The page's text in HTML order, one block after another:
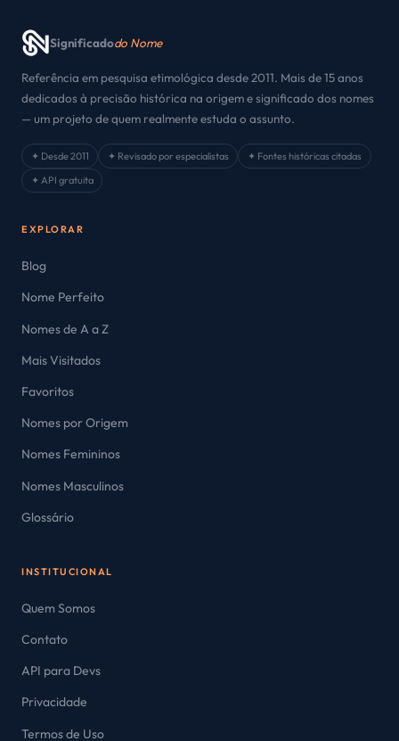
Significadodo Nome
Referência em pesquisa etimológica desde 2011. Mais de 15 anos
dedicados à precisão histórica na origem e significado dos nomes
— um projeto de quem realmente estuda o assunto.
✦ Desde 2011 ✦ Revisado por especialistas
✦ Fontes históricas citadas
✦ API gratuita
EXPLORAR
Blog
Nome Perfeito
Nomes de A a Z
Mais Visitados
Favoritos
Nomes por Origem
Nomes Femininos
Nomes Masculinos
Glossário
INSTITUCIONAL
Quem Somos
Contato
API para Devs
Privacidade
Termos de Uso